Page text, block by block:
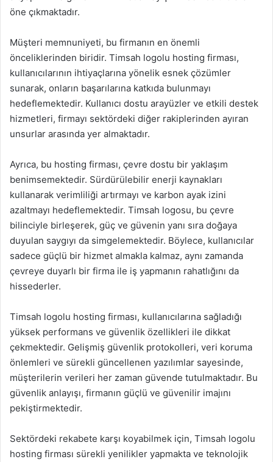
öne çıkmaktadır.
Müşteri memnuniyeti, bu firmanın en önemli
önceliklerinden biridir. Timsah logolu hosting firması,
kullanıcılarının ihtiyaçlarına yönelik esnek çözümler
sunarak, onların başarılarına katkıda bulunmayı
hedeflemektedir. Kullanıcı dostu arayüzler ve etkili destek
hizmetleri, firmayı sektördeki diğer rakiplerinden ayıran
unsurlar arasında yer almaktadır.
Ayrıca, bu hosting firması, çevre dostu bir yaklaşım
benimsemektedir. Sürdürülebilir enerji kaynakları
kullanarak verimliliği artırmayı ve karbon ayak izini
azaltmayı hedeflemektedir. Timsah logosu, bu çevre
bilinciyle birleşerek, güç ve güvenin yanı sıra doğaya
duyulan saygıyı da simgelemektedir. Böylece, kullanıcılar
sadece güçlü bir hizmet almakla kalmaz, aynı zamanda
çevreye duyarlı bir firma ile iş yapmanın rahatlığını da
hissederler.
Timsah logolu hosting firması, kullanıcılarına sağladığı
yüksek performans ve güvenlik özellikleri ile dikkat
çekmektedir. Gelişmiş güvenlik protokolleri, veri koruma
önlemleri ve sürekli güncellenen yazılımlar sayesinde,
müşterilerin verileri her zaman güvende tutulmaktadır. Bu
güvenlik anlayışı, firmanın güçlü ve güvenilir imajını
pekiştirmektedir.
Sektördeki rekabete karşı koyabilmek için, Timsah logolu
hosting firması sürekli yenilikler yapmakta ve teknolojik